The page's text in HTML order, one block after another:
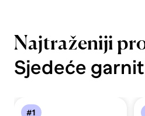
Najtraženiji
Sjedeće
#1